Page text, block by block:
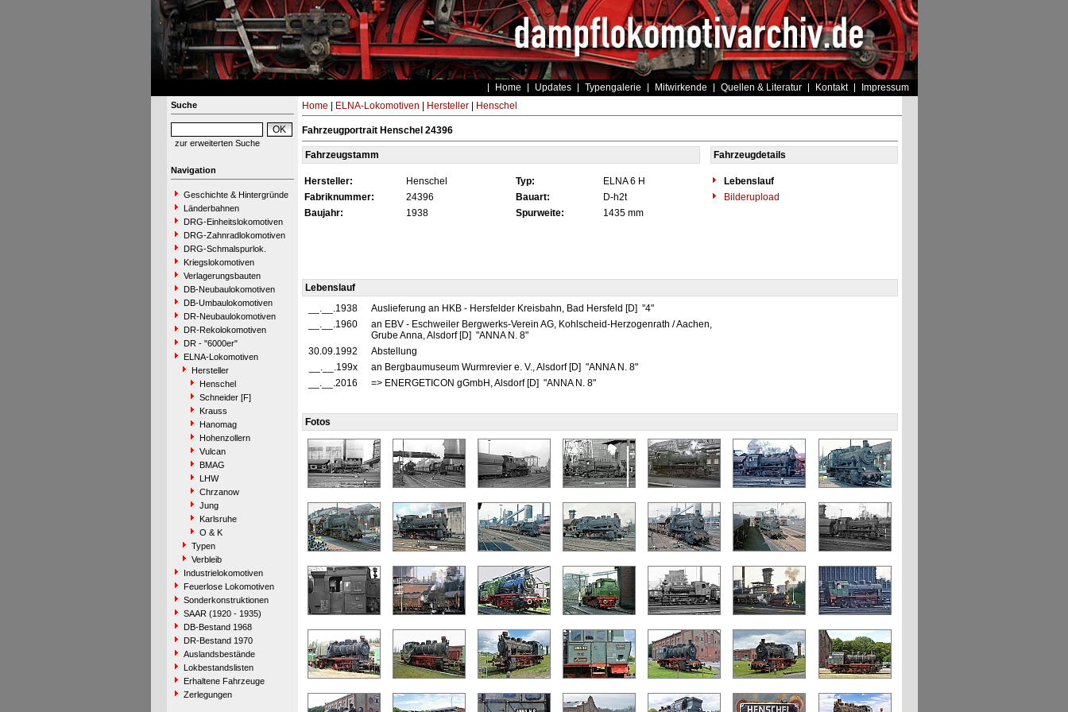
Home Updates Typengalerie Mitwirkende Quellen & Literatur Kontakt Impressum
Suche
zur erweiterten Suche
Navigation
Geschichte & Hintergründe
Länderbahnen
DRG-Einheitslokomotiven
DRG-Zahnradlokomotiven
DRG-Schmalspurlok.
Kriegslokomotiven
Verlagerungsbauten
DB-Neubaulokomotiven
DB-Umbaulokomotiven
DR-Neubaulokomotiven
DR-Rekolokomotiven
DR - "6000er"
ELNA-Lokomotiven
Hersteller
Henschel
Schneider [F]
Krauss
Hanomag
Hohenzollern
Vulcan
BMAG
LHW
Chrzanow
Jung
Karlsruhe
O & K
Typen
Verbleib
Industrielokomotiven
Feuerlose Lokomotiven
Sonderkonstruktionen
SAAR (1920 - 1935)
DB-Bestand 1968
DR-Bestand 1970
Auslandsbestände
Lokbestandslisten
Erhaltene Fahrzeuge
Zerlegungen
Home ELNA-Lokomotiven Hersteller| Henschel
Fahrzeugportrait Henschel 24396
Fahrzeugstamm Fahrzeugdetails
Hersteller: Henschel Typ: ELNA 6 H
Lebenslauf
Fabriknummer:
24396 Bauart: D-h2t
Bilderupload
Baujahr:
1938 Spurweite: 1435 mm
Lebenslauf
__.__.1938
Auslieferung an HKB - Hersfelder Kreisbahn, Bad Hersfeld [D] "4"
__.__.1960
an EBV - Eschweiler Bergwerks-Verein AG, Kohlscheid-Herzogenrath / Aachen,
Grube Anna, Alsdorf [D] "ANNA N. 8"
30.09.1992
Abstellung
__.__.199x
an Bergbaumuseum Wurmrevier e. V., Alsdorf [D] "ANNA N. 8"
__.__.2016
=> ENERGETICON gGmbH, Alsdorf [D] "ANNA N. 8"
Fotos